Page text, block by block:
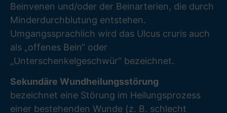
Beinvenen und/oder der Beinarterien, die durch
Minderdurchblutung entstehen.
Umgangssprachlich wird das Ulcus cruris auch
als „offenes Bein“ oder
„Unterschenkelgeschwür“ bezeichnet.
Sekundäre Wundheilungsstörung
bezeichnet eine Störung im Heilungsprozess
einer bestehenden Wunde (z. B. schlecht